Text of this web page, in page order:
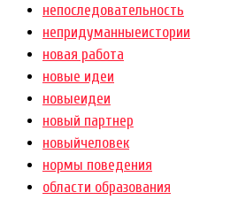
непоследовательность
непридуманныеистории
новая работа
новые идеи
новыеидеи
новый партнер
новыйчеловек
нормы поведения
области образования